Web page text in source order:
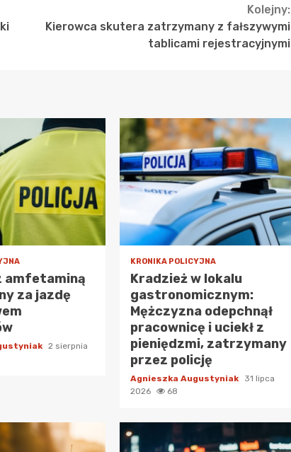
Kolejny:
Kierowca skutera zatrzymany z fałszywymi
tablicami rejestracyjnymi
amfetaminą
za jazdę
2 sierpnia
KRONIKA POLICYJNA
Kradzież w lokalu
gastronomicznym:
Mężczyzna odepchnął
pracownicę i uciekł z
pieniędzmi, zatrzymany
przez policję
Agnieszka Augustyniak 31 lipca
2026
68